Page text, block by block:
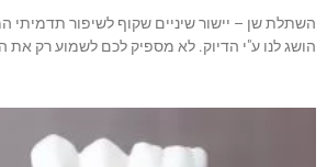
השתלת שן – יישור שיניים שקוף לשיפור תדמיתי
הושג לנו ע"י הדיוק. לא מספיק לכם לשמוע רק את